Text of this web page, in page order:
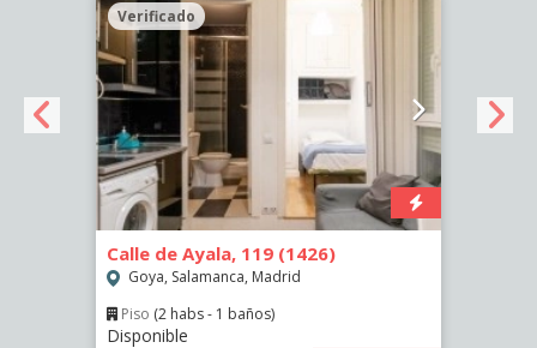
Verificado
Calle de Ayala, 119 (1426)
Goya, Salamanca, Madrid
Piso (2 habs - 1 baños)
Disponible